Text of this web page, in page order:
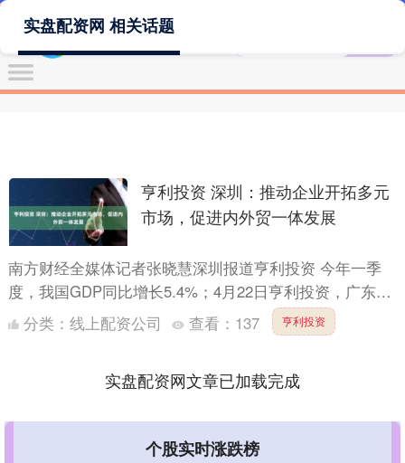
实盘配资网 相关话题
亨利投资 深圳：推动企业开拓多元
市场，促进内外贸一体发展
南方财经全媒体记者张晓慧深圳报道亨利投资 今年一季
度，我国GDP同比增长5.4%；4月22日亨利投资，广东省
公布一季度全省GDP增长4.1%。 当前多变的经济形....
分类： 线上配资公司 查看： 137 亨利投资
实盘配资网文章已加载完成
个股实时涨跌榜